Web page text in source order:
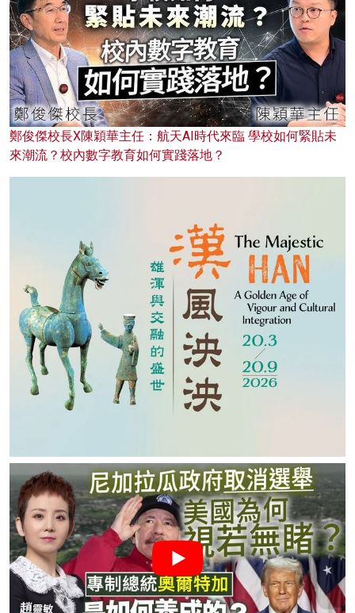
鄭俊傑校長X陳穎華主任：航天AI時代來臨 學校如何緊貼未
來潮流？校內數字教育如何實踐落地？